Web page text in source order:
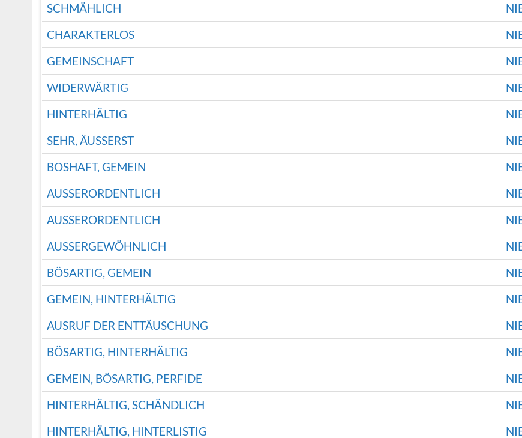
SCHMÄHLICH
CHARAKTERLOS
GEMEINSCHAFT
WIDERWÄRTIG
HINTERHÄLTIG
SEHR, ÄUSSERST
BOSHAFT, GEMEIN
AUSSERORDENTLICH
AUSSERORDENTLICH
AUSSERGEWÖHNLICH
BÖSARTIG, GEMEIN
GEMEIN, HINTERHÄLTIG
AUSRUF DER ENTTÄUSCHUNG
BÖSARTIG, HINTERHÄLTIG
GEMEIN, BÖSARTIG, PERFIDE
HINTERHÄLTIG, SCHÄNDLICH
HINTERHÄLTIG, HINTERLISTIG